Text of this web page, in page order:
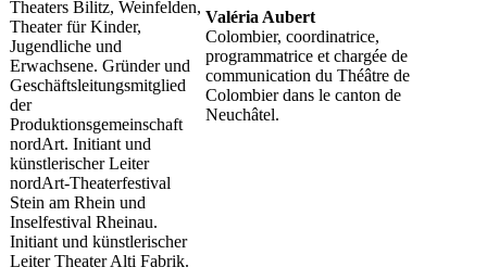
Theaters Bilitz, Weinfelden,
Theater für Kinder,
Jugendliche und
Erwachsene. Gründer und
Geschäftsleitungsmitglied
der
Produktionsgemeinschaft
nordArt. Initiant und
künstlerischer Leiter
nordArt-Theaterfestival
Stein am Rhein und
Inselfestival Rheinau.
Initiant und künstlerischer
Leiter Theater Alti Fabrik.
Valéria Aubert
Colombier, coordinatrice,
programmatrice et chargée de
communication du Théâtre de
Colombier dans le canton de
Neuchâtel.